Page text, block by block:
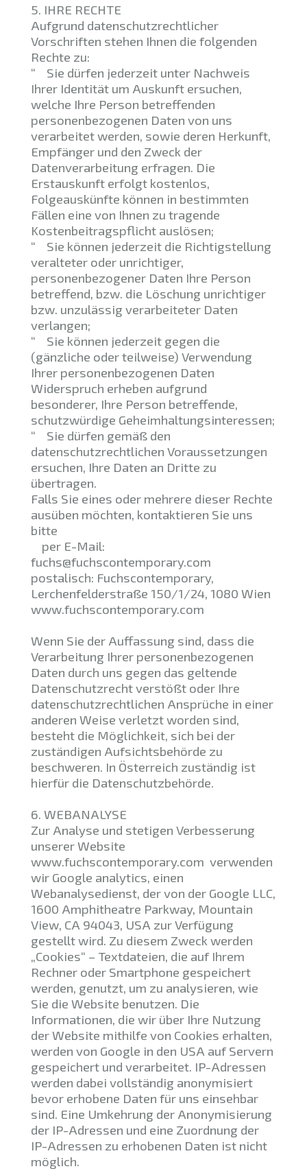
5. IHRE RECHTE
Aufgrund datenschutzrechtlicher
Vorschriften stehen Ihnen die folgenden
Rechte zu:
“ Sie dürfen jederzeit unter Nachweis
Ihrer Identität um Auskunft ersuchen,
welche Ihre Person betreffenden
personenbezogenen Daten von uns
verarbeitet werden, sowie deren Herkunft,
Empfänger und den Zweck der
Datenverarbeitung erfragen. Die
Erstauskunft erfolgt kostenlos,
Folgeauskünfte können in bestimmten
Fällen eine von Ihnen zu tragende
Kostenbeitragspflicht auslösen;
“ Sie können jederzeit die Richtigstellung
veralteter oder unrichtiger,
personenbezogener Daten Ihre Person
betreffend, bzw. die Löschung unrichtiger
bzw. unzulässig verarbeiteter Daten
verlangen;
“ Sie können jederzeit gegen die
(gänzliche oder teilweise) Verwendung
Ihrer personenbezogenen Daten
Widerspruch erheben aufgrund
besonderer, Ihre Person betreffende,
schutzwürdige Geheimhaltungsinteressen;
“ Sie dürfen gemäß den
datenschutzrechtlichen Voraussetzungen
ersuchen, Ihre Daten an Dritte zu
übertragen.
Falls Sie eines oder mehrere dieser Rechte
ausüben möchten, kontaktieren Sie uns
bitte
per E-Mail:
fuchs@fuchscontemporary.com
postalisch: Fuchscontemporary,
Lerchenfelderstraße 150/1/24, 1080 Wien
www.fuchscontemporary.com
Wenn Sie der Auffassung sind, dass die
Verarbeitung Ihrer personenbezogenen
Daten durch uns gegen das geltende
Datenschutzrecht verstößt oder Ihre
datenschutzrechtlichen Ansprüche in einer
anderen Weise verletzt worden sind,
besteht die Möglichkeit, sich bei der
zuständigen Aufsichtsbehörde zu
beschweren. In Österreich zuständig ist
hierfür die Datenschutzbehörde.
6. WEBANALYSE
Zur Analyse und stetigen Verbesserung
unserer Website
www.fuchscontemporary.com verwenden
wir Google analytics, einen
Webanalysedienst, der von der Google LLC,
1600 Amphitheatre Parkway, Mountain
View, CA 94043, USA zur Verfügung
gestellt wird. Zu diesem Zweck werden
„Cookies“ – Textdateien, die auf Ihrem
Rechner oder Smartphone gespeichert
werden, genutzt, um zu analysieren, wie
Sie die Website benutzen. Die
Informationen, die wir über Ihre Nutzung
der Website mithilfe von Cookies erhalten,
werden von Google in den USA auf Servern
gespeichert und verarbeitet. IP-Adressen
werden dabei vollständig anonymisiert
bevor erhobene Daten für uns einsehbar
sind. Eine Umkehrung der Anonymisierung
der IP-Adressen und eine Zuordnung der
IP-Adressen zu erhobenen Daten ist nicht
möglich.